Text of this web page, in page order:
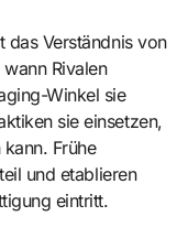
das Verständnis von
Rivalen
Winkel sie
sie einsetzen,
Frühe
und etablieren
eintritt.